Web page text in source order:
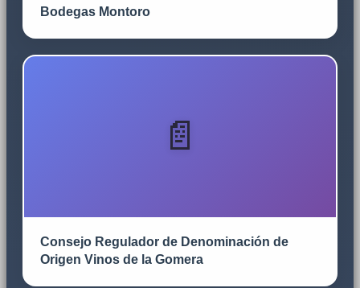
Bodegas Montoro
Consejo Regulador de Denominación de
Origen Vinos de la Gomera